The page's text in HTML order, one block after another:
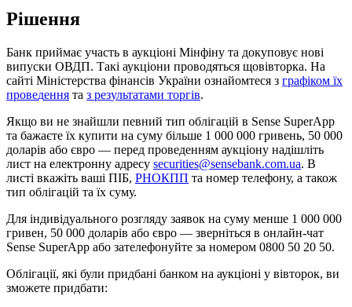
Рішення
Банк приймає участь в аукціоні Мінфіну та докуповує нові
випуски ОВДП. Такі аукціони проводяться щовівторка. На
сайті Міністерства фінансів України ознайомтеся з графіком їх
проведення та з результатами торгів.
Якщо ви не знайшли певний тип облігацій в Sense SuperApp
та бажаєте їх купити на суму більше 1 000 000 гривень, 50 000
доларів або євро — перед проведенням аукціону надішліть
лист на електронну адресу securities@sensebank.com.ua. В
листі вкажіть ваші ПІБ, РНОКПП та номер телефону, а також
тип облігацій та їх суму.
Для індивідуального розгляду заявок на суму менше 1 000 000
гривен, 50 000 доларів або євро — зверніться в онлайн-чат
Sеnse SuperApp або зателефонуйте за номером 0800 50 20 50.
Облігації, які були придбані банком на аукціоні у вівторок, ви
зможете придбати: